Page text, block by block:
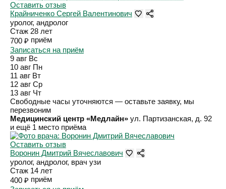
Оставить отзыв
Крайниченко Сергей Валентинович
уролог, андролог
Стаж 28 лет
700 ₽ приём
Записаться на приём
9 авг Вс
10 авг Пн
11 авг Вт
12 авг Ср
13 авг Чт
Свободные часы уточняются — оставьте заявку, мы
перезвоним
Медицинский центр «Медлайн» ул. Партизанская, д. 92
и ещё 1 место приёма
Оставить отзыв
Воронин Дмитрий Вячеславович
уролог, андролог, врач узи
Стаж 14 лет
400 ₽ приём